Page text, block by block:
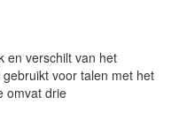
en verschilt van het
voor talen met het
omvat drie